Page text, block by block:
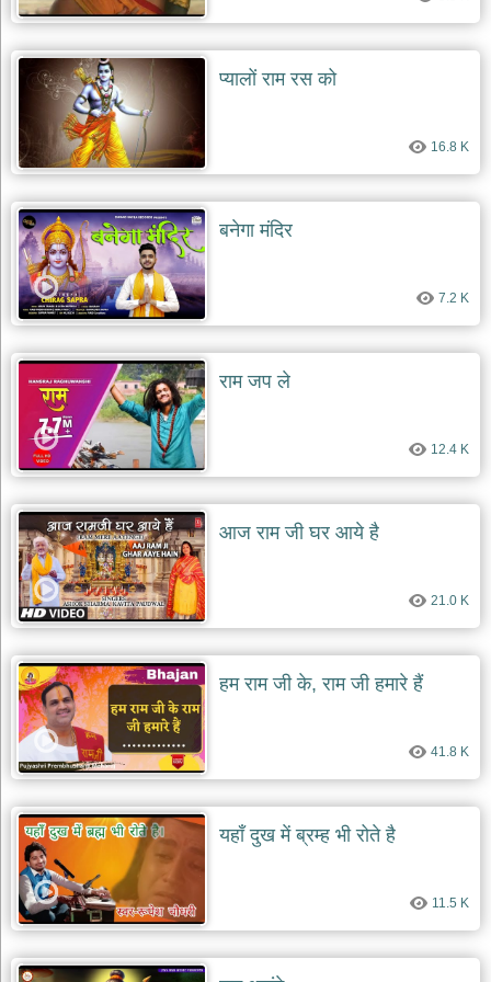
प्यालों राम रस को
16.8 K
बनेगा मंदिर
7.2 K
राम जप ले
12.4 K
आज राम जी घर आये है
21.0 K
हम राम जी के, राम जी हमारे हैं
41.8 K
यहाँ दुख में ब्रम्ह भी रोते है
11.5 K